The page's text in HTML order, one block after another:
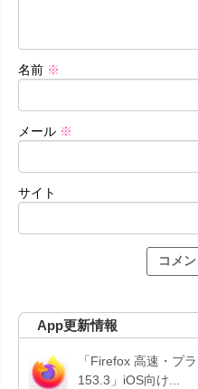
名前 ※
メール ※
サイト
App更新情報
「Firefox 高速・プ
153.3」iOS向け...